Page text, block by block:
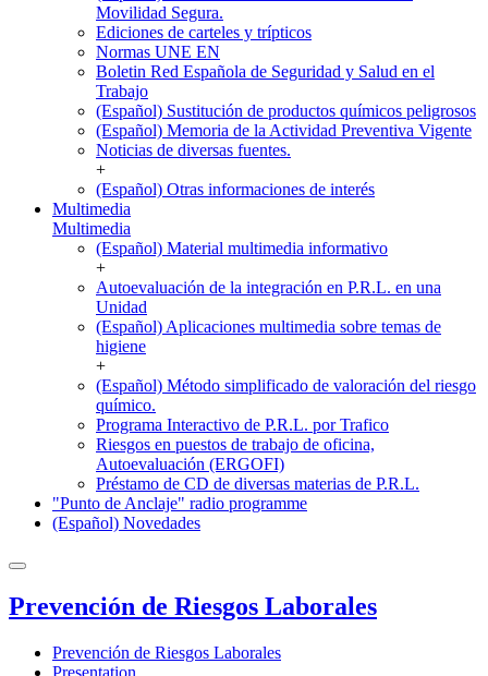
Movilidad Segura.
Ediciones de carteles y trípticos
Normas UNE EN
Boletin Red Española de Seguridad y Salud en el
Trabajo
(Español) Sustitución de productos químicos peligrosos
(Español) Memoria de la Actividad Preventiva Vigente
Noticias de diversas fuentes.
+
(Español) Otras informaciones de interés
Multimedia
Multimedia
(Español) Material multimedia informativo
+
Autoevaluación de la integración en P.R.L. en una
Unidad
(Español) Aplicaciones multimedia sobre temas de
higiene
+
(Español) Método simplificado de valoración del riesgo
químico.
Programa Interactivo de P.R.L. por Trafico
Riesgos en puestos de trabajo de oficina,
Autoevaluación (ERGOFI)
Préstamo de CD de diversas materias de P.R.L.
"Punto de Anclaje" radio programme
(Español) Novedades
Prevención de Riesgos Laborales
Prevención de Riesgos Laborales
Presentation